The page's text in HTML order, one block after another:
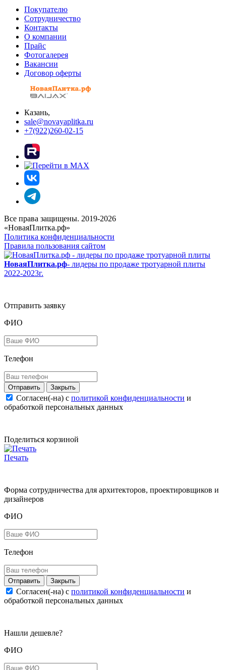
Покупателю
Сотрудничество
Контакты
О компании
Прайс
Фотогалерея
Вакансии
Договор оферты
Казань,
sale@novayaplitka.ru
+7(922)260-02-15
Все права защищены. 2019-2026
«НоваяПлитка.рф»
Политика конфиденциальности
Правила пользования сайтом
НоваяПлитка.рф- лидеры по продаже тротуарной плиты
2022-2023г.
Отправить заявку
ФИО
Телефон
Закрыть
Согласен(-на) c политикой конфиденциальности и
обработкой персональных данных
Поделиться корзиной
Печать
Форма сотрудничества для архитекторов, проектировщиков и
дизайнеров
ФИО
Телефон
Закрыть
Согласен(-на) c политикой конфиденциальности и
обработкой персональных данных
Нашли дешевле?
ФИО